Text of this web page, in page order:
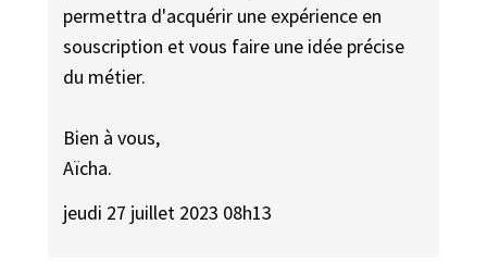
permettra d'acquérir une expérience en
souscription et vous faire une idée précise
du métier.
Bien à vous,
Aïcha.
jeudi 27 juillet 2023 08h13